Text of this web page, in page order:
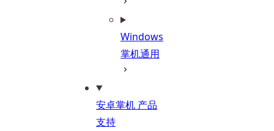
Windows
掌机通用
安卓掌机 产品
支持